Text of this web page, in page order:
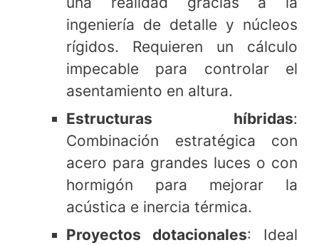
ingeniería de detalle y núcleos
rígidos. Requieren un cálculo
impecable para controlar el
asentamiento en altura.
Estructuras híbridas:
Combinación estratégica con
acero para grandes luces o con
hormigón para mejorar la
acústica e inercia térmica.
Proyectos dotacionales: Ideal